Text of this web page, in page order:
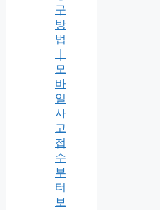
구
방
법
모
바
일
사
고
접
수
부
터
보